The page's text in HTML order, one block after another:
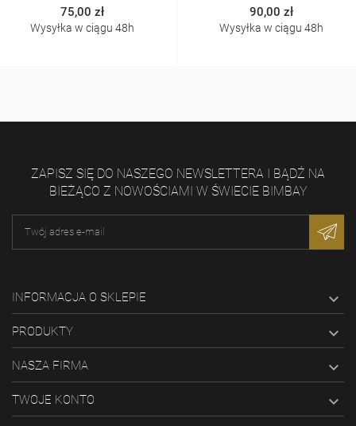
75,00 zł
Wysyłka w ciągu 48h
90,00 zł
Wysyłka w ciągu 48h
ZAPISZ SIĘ DO NASZEGO NEWSLETTERA I BĄDŹ NA
BIEŻĄCO Z NOWOŚCIAMI W ŚWIECIE BIMBAY
INFORMACJA O SKLEPIE 
PRODUKTY 
NASZA FIRMA 
TWOJE KONTO 